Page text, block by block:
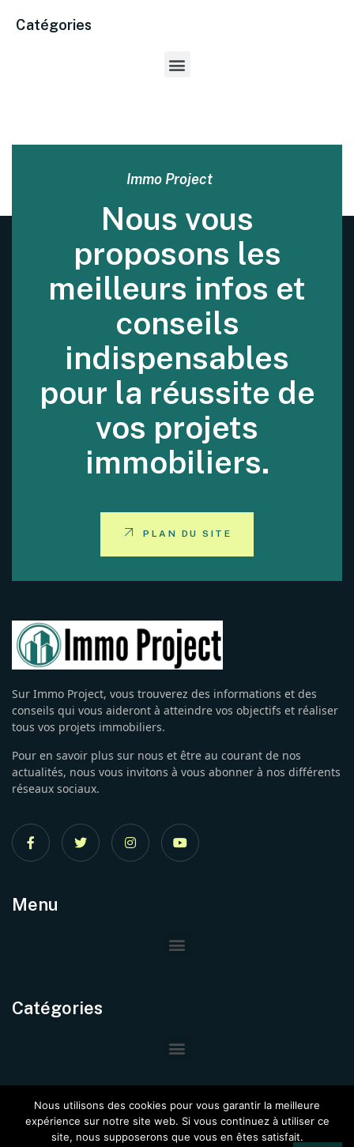
Catégories
Immo Project
Nous vous
proposons les
meilleurs infos et
conseils
indispensables
pour la réussite de
vos projets
immobiliers.
PLAN DU SITE
Sur Immo Project, vous trouverez des informations et des
conseils qui vous aideront à atteindre vos objectifs et réaliser
tous vos projets immobiliers.
Pour en savoir plus sur nous et être au courant de nos
actualités, nous vous invitons à vous abonner à nos différents
réseaux sociaux.
Menu
Catégories
Nous utilisons des cookies pour vous garantir la meilleure
expérience sur notre site web. Si vous continuez à utiliser ce
site, nous supposerons que vous en êtes satisfait.